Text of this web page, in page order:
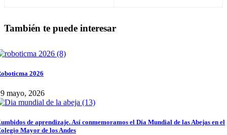
También te puede interesar
2026
mayo, 2026
de aprendizaje. Así conmemoramos el Día Mundial de las Abejas en el
Mayor de los Andes